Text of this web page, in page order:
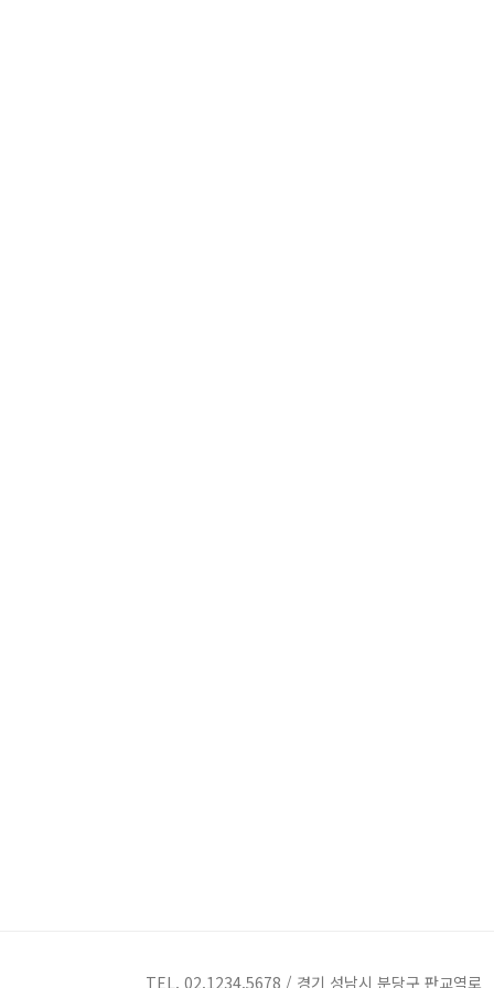
TEL. 02.1234.5678 / 경기 성남시 분당구 판교역로